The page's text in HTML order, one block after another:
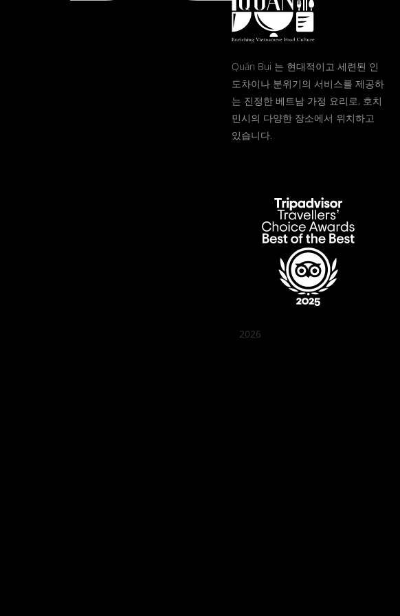
Quán Bụi 는 현대적이고 세련된 인
도차이나 분위기의 서비스를 제공하
는 진정한 베트남 가정 요리로, 호치
민시의 다양한 장소에서 위치하고
있습니다.
2026